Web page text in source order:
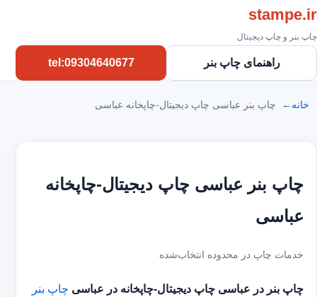
stampe.ir
چاپ بنر و چاپ دیجیتال
راهنمای چاپ بنر tel:09304640677
خانه چاپ بنر عباسی چاپ دیجیتال-چاپخانه عباسی
چاپ بنر عباسی چاپ دیجیتال-چاپخانه
عباسی
خدمات چاپ در محدوده انتخاب‌شده
چاپ بنر در عباسی چاپ دیجیتال-چاپخانه در عباسی چاپ بنر